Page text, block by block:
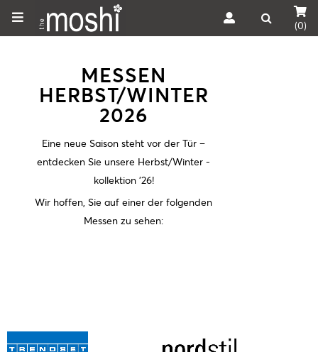
(0)
MESSEN
HERBST/WINTER
2026
Eine neue Saison steht vor der Tür –
entdecken Sie unsere Herbst/Winter -
kollektion '26!
Wir hoffen, Sie auf einer der folgenden
Messen zu sehen: